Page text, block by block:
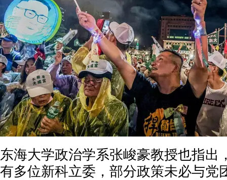
东海大学政治学系张峻豪教授也指出
有多位新科立委，部分政策未必与党